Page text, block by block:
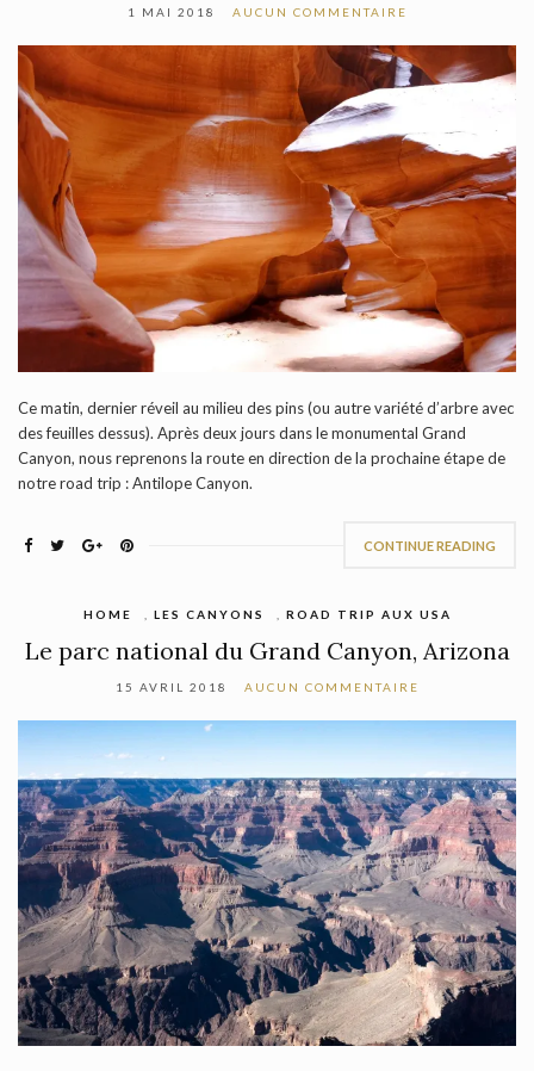
1 MAI 2018 AUCUN COMMENTAIRE
Ce matin, dernier réveil au milieu des pins (ou autre variété d’arbre avec
des feuilles dessus). Après deux jours dans le monumental Grand
Canyon, nous reprenons la route en direction de la prochaine étape de
notre road trip : Antilope Canyon.
CONTINUE READING
HOME LES CANYONS ROAD TRIP AUX USA
Le parc national du Grand Canyon, Arizona
15 AVRIL 2018 AUCUN COMMENTAIRE